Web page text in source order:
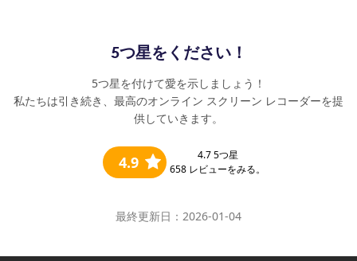
5つ星をください！
5つ星を付けて愛を示しましょう！
私たちは引き続き、最高のオンライン スクリーン レコーダーを提
供していきます。
4.9 4.75つ星
658 レビューをみる。
最終更新日：2026-01-04